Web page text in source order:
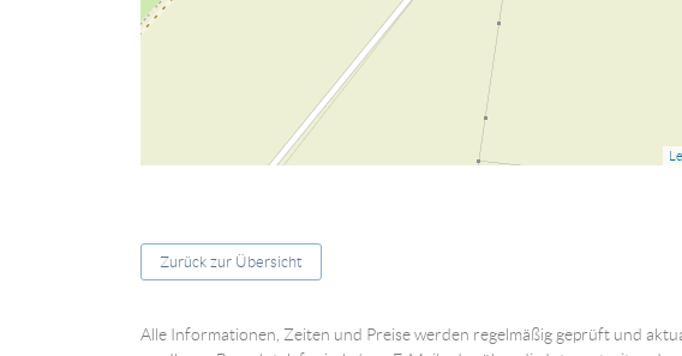
Zurück zur Übersicht
Alle Informationen, Zeiten und Preise werden regelmäßig geprüft und